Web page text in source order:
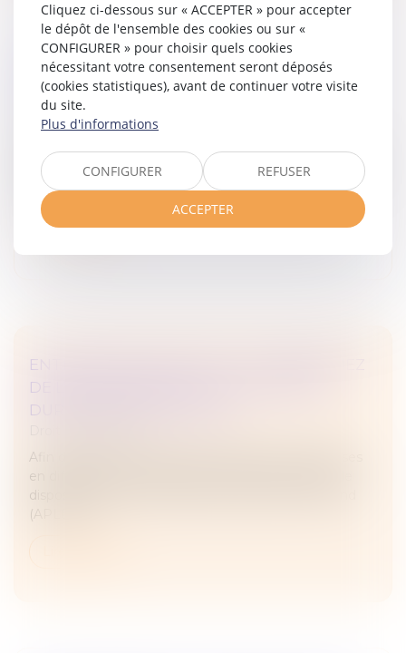
DISPOSITIF D'ACTIVITÉ PARTIELLE DE
LONGUE DURÉE REBOND
Droit des sociétés
Le décret n° 2025-338 du 14 avril 2025 précise les
modalités d’application du dispositif d’activité partielle
de longue durée rebond (APLD-R) prévu à l’article 193
de la loi n°...
Lire la suite
ENTREPRISES EN DIFFICULTÉ : BÉNÉFICIEZ
DE L’ACTIVITÉ PARTIELLE DE LONGUE
DURÉE REBOND (APLD-R)
Afin de protéger l’emploi des salariés des entreprises
en difficulté, la loi de finances pour 2025 introduit le
dispositif d'activité partielle de longue durée rebond
(APLD-R)....
Cliquez ci-dessous sur « ACCEPTER » pour accepter
le dépôt de l'ensemble des cookies ou sur «
CONFIGURER » pour choisir quels cookies
nécessitant votre consentement seront déposés
(cookies statistiques), avant de continuer votre visite
du site.
Plus d'informations
CONFIGURER REFUSER
ACCEPTER